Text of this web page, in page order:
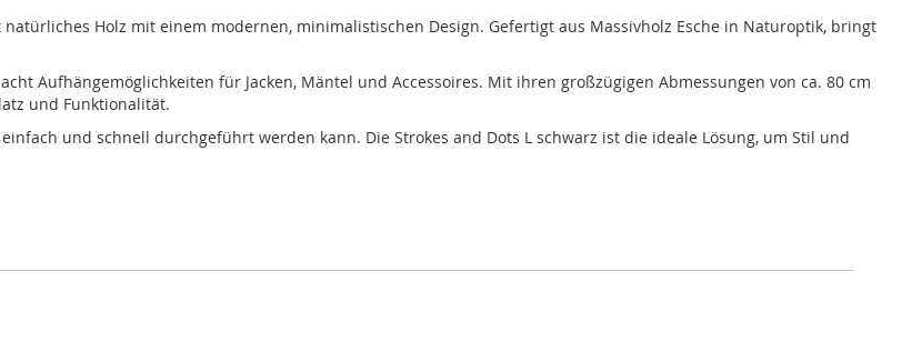
Holz mit einem modernen, minimalistischen Design. Gefertigt aus Massivholz Esche in Naturoptik, bringt
Aufhängemöglichkeiten für Jacken, Mäntel und Accessoires. Mit ihren großzügigen Abmessungen von ca. 80 cm
und Funktionalität.
und schnell durchgeführt werden kann. Die Strokes and Dots L schwarz ist die ideale Lösung, um Stil und